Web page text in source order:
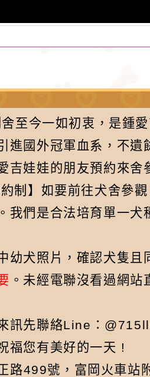
至今一如初衷，是鍾
進國外冠軍血系，不遺
吉娃娃的朋友預約來舍
制】如要前往犬舍參
我們是合法培育單一犬
幼犬照片，確認犬隻且
。未經電聯沒看過網站
訊先聯絡Line：
福您有美好的一天 !
499號，富岡火車站